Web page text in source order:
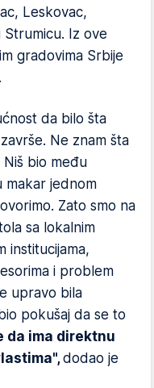
Leskovac,
Strumicu. Iz ove
gradovima Srbije
da bilo šta
Ne znam šta
bio među
makar jednom
Zato smo na
sa lokalnim
institucijama,
i problem
upravo bila
pokušaj da se to
da ima direktnu
dodao je